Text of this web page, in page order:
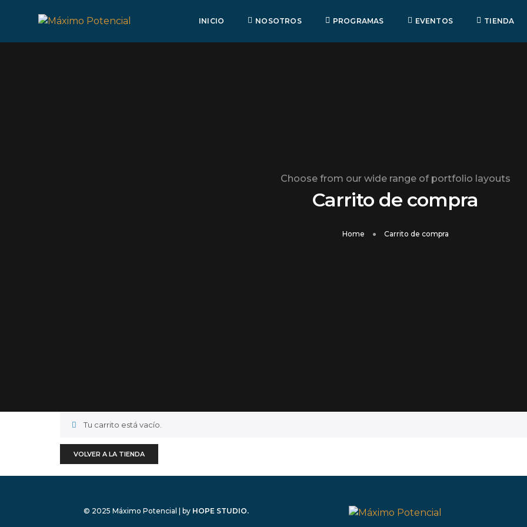
INICIO NOSOTROS PROGRAMAS EVENTOS TIENDA
Choose from our wide range of portfolio layouts
Carrito de compra
Home Carrito de compra
Tu carrito está vacío.
VOLVER A LA TIENDA
© 2025 Máximo Potencial | by HOPE STUDIO.